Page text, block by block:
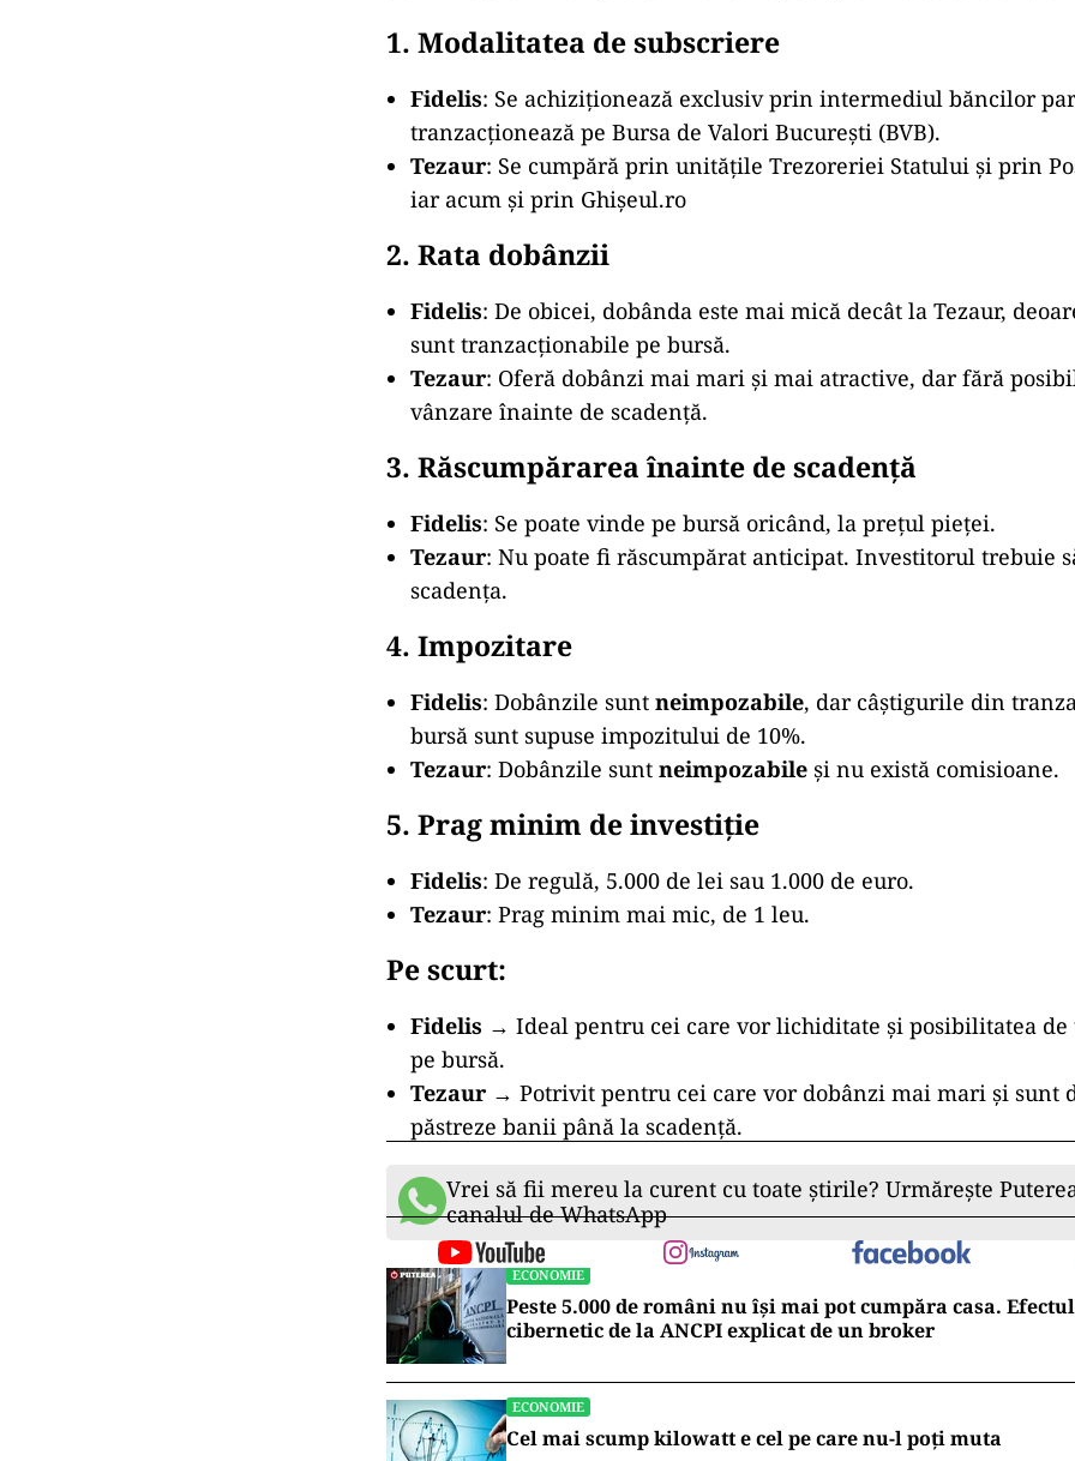
1. Modalitatea de subscriere
Fidelis: Se achiziționează exclusiv prin intermediul băncilor
tranzacționează pe Bursa de Valori București (BVB).
Tezaur: Se cumpără prin unitățile Trezoreriei Statului și prin
iar acum şi prin Ghişeul.ro
2. Rata dobânzii
Fidelis: De obicei, dobânda este mai mică decât la Tezaur,
sunt tranzacționabile pe bursă.
Tezaur: Oferă dobânzi mai mari și mai atractive, dar fără
vânzare înainte de scadență.
3. Răscumpărarea înainte de scadență
Fidelis: Se poate vinde pe bursă oricând, la prețul pieței.
Tezaur: Nu poate fi răscumpărat anticipat. Investitorul trebuie
scadența.
4. Impozitare
Fidelis: Dobânzile sunt neimpozabile, dar câștigurile din
bursă sunt supuse impozitului de 10%.
Tezaur: Dobânzile sunt neimpozabile și nu există comisioane.
5. Prag minim de investiție
Fidelis: De regulă, 5.000 de lei sau 1.000 de euro.
Tezaur: Prag minim mai mic, de 1 leu.
Pe scurt:
Fidelis → Ideal pentru cei care vor lichiditate și posibilitatea de
pe bursă.
Tezaur → Potrivit pentru cei care vor dobânzi mai mari și sunt
păstreze banii până la scadență.
Vrei să fii mereu la curent cu toate știrile? Urmărește
canalul de WhatsApp
ECONOMIE
Peste 5.000 de români nu își mai pot cumpăra casa.
cibernetic de la ANCPI explicat de un broker
ECONOMIE
Cel mai scump kilowatt e cel pe care nu-l poți muta